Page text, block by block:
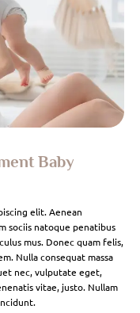
Baby
elit. Aenean
sociis natoque penatibus
mus. Donec quam felis,
Nulla consequat massa
nec, vulputate eget,
vitae, justo. Nullam